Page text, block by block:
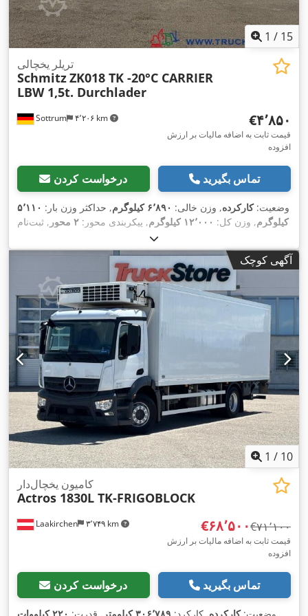
1 / 15
Sottrum ۴٬۲۰۶ km
تریلر یخچالی
SchmitzZK018 TK -20°C CARRIER
LBW 1,5t. Durchlader
‎€۴٬۸۵۰
قیمت ثابت به اضافه مالیات بر ارزش
افزوده
درخواست کردن تماس بگیرید
وضعیت:کارکرده, وزن خالی: ۶٬۸۹۰ کیلوگرم , حداکثر وزن بار: ۵٬۱۱۰
کیلوگرم, وزن کل: ۱۲٬۰۰۰ کیلوگرم , پیکربندی محور: ۲ محور
, ثبت‌نام
, طول فضای بارگیری:
بارگیری:۲٬۴۵۰ میلی‌متر , ارتفاع فضای بارگیری:۲٬۲۰۰ میلی‌متر
,
حجم فضای بارگیری:۴۰ متر مکعب , ارتفاع کل:
سیستم تعلیق:هوا, رنگ:سفید, سال ساخت:۲۰۰۵
, نوع چرخ‌دنده:
دیگر , کابین راننده:دیگر, تجهیزات:اِی‌بی‌اِس‎, بالابر عقب, واحد
خنک‌کننده,
آگهی کوچک
1 / 10
Laakirchen ۳٬۷۴۹ km
کامیون یخچال‌دار
Actros 1830L TK-FRIGOBLOCK
‎€۶۸٬۵۰۰ ‎€۷۱٬۱۰۰
قیمت ثابت به اضافه مالیات بر ارزش
افزوده
درخواست کردن تماس بگیرید